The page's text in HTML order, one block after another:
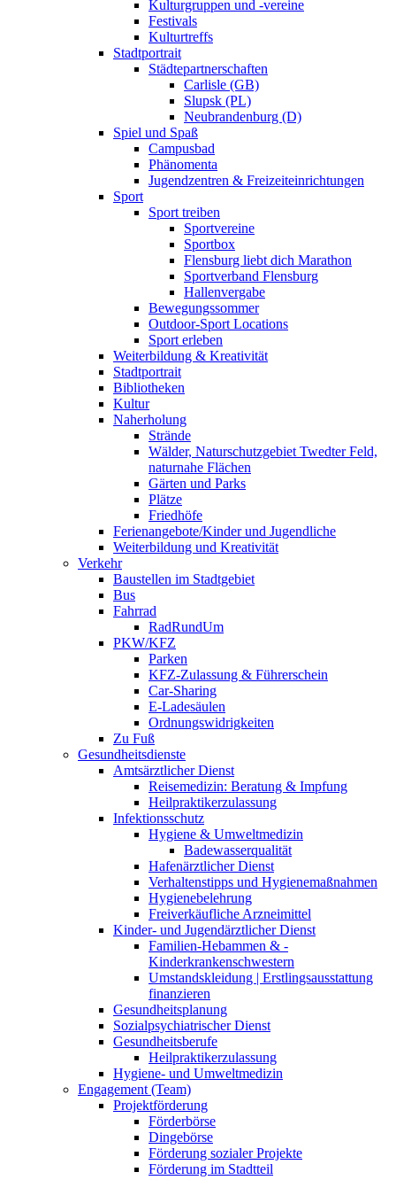
Kulturgruppen und -vereine
Festivals
Kulturtreffs
Stadtportrait
Städtepartnerschaften
Carlisle (GB)
Slupsk (PL)
Neubrandenburg (D)
Spiel und Spaß
Campusbad
Phänomenta
Jugendzentren & Freizeiteinrichtungen
Sport
Sport treiben
Sportvereine
Sportbox
Flensburg liebt dich Marathon
Sportverband Flensburg
Hallenvergabe
Bewegungssommer
Outdoor-Sport Locations
Sport erleben
Weiterbildung & Kreativität
Stadtportrait
Bibliotheken
Kultur
Naherholung
Strände
Wälder, Naturschutzgebiet Twedter Feld,
naturnahe Flächen
Gärten und Parks
Plätze
Friedhöfe
Ferienangebote/Kinder und Jugendliche
Weiterbildung und Kreativität
Verkehr
Baustellen im Stadtgebiet
Bus
Fahrrad
RadRundUm
PKW/KFZ
Parken
KFZ-Zulassung & Führerschein
Car-Sharing
E-Ladesäulen
Ordnungswidrigkeiten
Zu Fuß
Gesundheitsdienste
Amtsärztlicher Dienst
Reisemedizin: Beratung & Impfung
Heilpraktikerzulassung
Infektionsschutz
Hygiene & Umweltmedizin
Badewasserqualität
Hafenärztlicher Dienst
Verhaltenstipps und Hygienemaßnahmen
Hygienebelehrung
Freiverkäufliche Arzneimittel
Kinder- und Jugendärztlicher Dienst
Familien-Hebammen & -
Kinderkrankenschwestern
Umstandskleidung | Erstlingsausstattung
finanzieren
Gesundheitsplanung
Sozialpsychiatrischer Dienst
Gesundheitsberufe
Heilpraktikerzulassung
Hygiene- und Umweltmedizin
Engagement (Team)
Projektförderung
Förderbörse
Dingebörse
Förderung sozialer Projekte
Förderung im Stadtteil